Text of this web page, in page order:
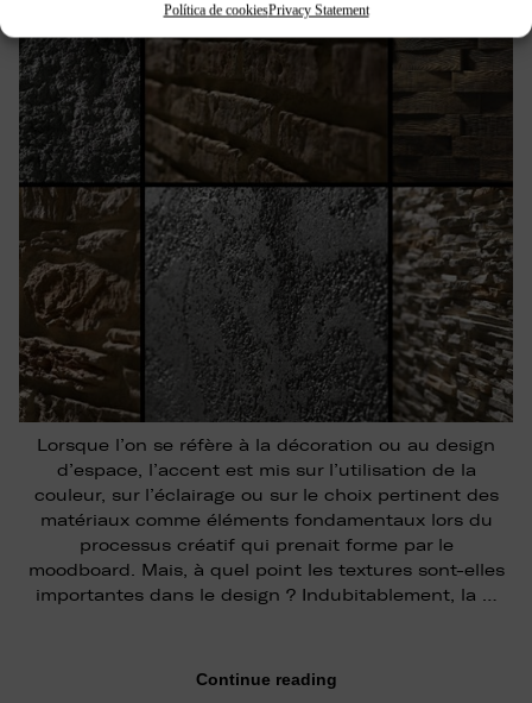
Política de cookiesPrivacy Statement
Lorsque l’on se réfère à la décoration ou au design
d’espace, l’accent est mis sur l’utilisation de la
couleur, sur l’éclairage ou sur le choix pertinent des
matériaux comme éléments fondamentaux lors du
processus créatif qui prenait forme par le
moodboard. Mais, à quel point les textures sont-elles
importantes dans le design ? Indubitablement, la …
Continue reading